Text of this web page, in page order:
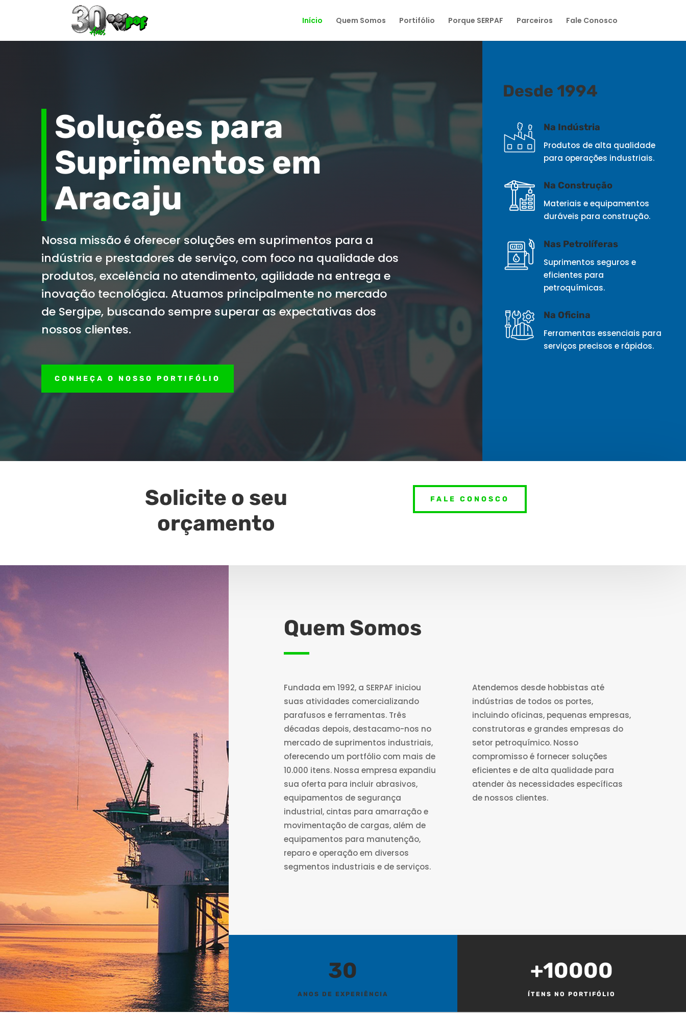
Início Quem Somos Portifólio Porque SERPAF Parceiros Fale Conosco
Soluções para
Suprimentos em
Aracaju
Nossa missão é oferecer soluções em suprimentos para a
indústria e prestadores de serviço, com foco na qualidade dos
produtos, excelência no atendimento, agilidade na entrega e
inovação tecnológica. Atuamos principalmente no mercado
de Sergipe, buscando sempre superar as expectativas dos
nossos clientes.
CONHEÇA O NOSSO PORTIFÓLIO
Desde 1994
Na Indústria
Produtos de alta qualidade
para operações industriais.
Na Construção
Materiais e equipamentos
duráveis para construção.
Nas Petrolíferas
Suprimentos seguros e
eficientes para
petroquímicas.
Na Oficina
Ferramentas essenciais para
serviços precisos e rápidos.
Solicite o seu
orçamento
FALE CONOSCO
Quem Somos
Fundada em 1992, a SERPAF iniciou
suas atividades comercializando
parafusos e ferramentas. Três
décadas depois, destacamo-nos no
mercado de suprimentos industriais,
oferecendo um portfólio com mais de
10.000 itens. Nossa empresa expandiu
sua oferta para incluir abrasivos,
equipamentos de segurança
industrial, cintas para amarração e
movimentação de cargas, além de
equipamentos para manutenção,
reparo e operação em diversos
segmentos industriais e de serviços.
Atendemos desde hobbistas até
indústrias de todos os portes,
incluindo oficinas, pequenas empresas,
construtoras e grandes empresas do
setor petroquímico. Nosso
compromisso é fornecer soluções
eficientes e de alta qualidade para
atender às necessidades específicas
de nossos clientes.
30
ANOS DE EXPERIÊNCIA
+10000
ÍTENS NO PORTIFÓLIO